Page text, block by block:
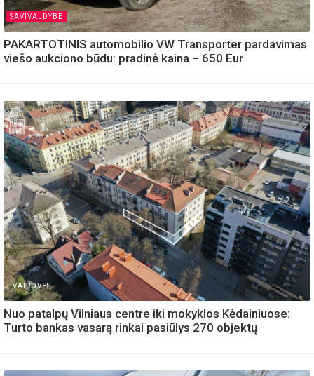
SAVIVALDYBE
PAKARTOTINIS automobilio VW Transporter pardavimas
viešo aukciono būdu: pradinė kaina – 650 Eur
IVAIROVES
Nuo patalpų Vilniaus centre iki mokyklos Kėdainiuose:
Turto bankas vasarą rinkai pasiūlys 270 objektų